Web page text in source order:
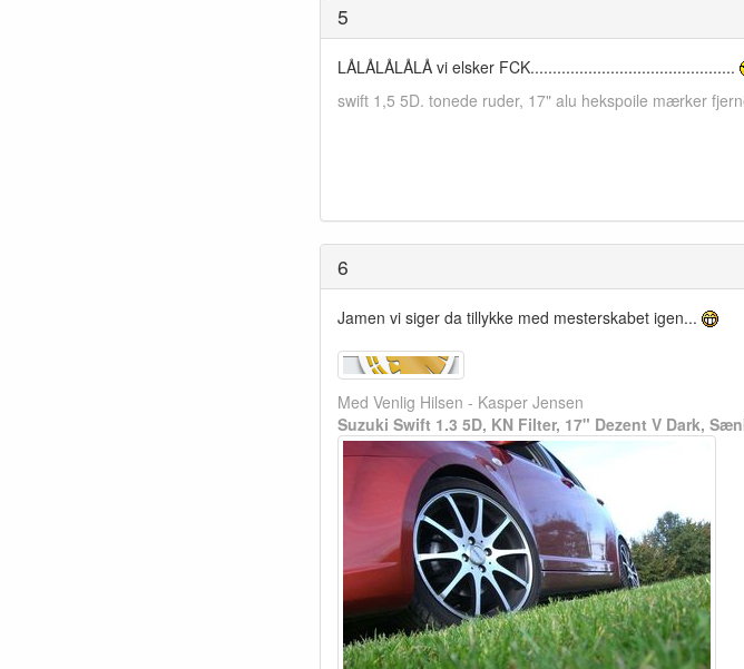
5
LÅLÅLÅLÅLÅ vi elsker FCK..............................................
swift 1,5 5D. tonede ruder, 17" alu hekspoile mærker
6
Jamen vi siger da tillykke med mesterskabet igen...
Med Venlig Hilsen - Kasper Jensen
Suzuki Swift 1.3 5D, KN Filter, 17" Dezent V Dark,